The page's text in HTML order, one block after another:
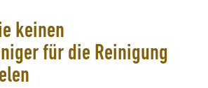
keinen
für die Reinigung